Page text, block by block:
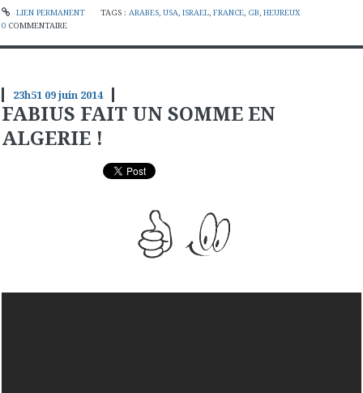
LIEN PERMANENT TAGS : ARABES, USA, ISRAEL, FRANCE, GB, HEUREUX
0 COMMENTAIRE
23h51 09juin 2014
FABIUS FAIT UN SOMME EN
ALGERIE !